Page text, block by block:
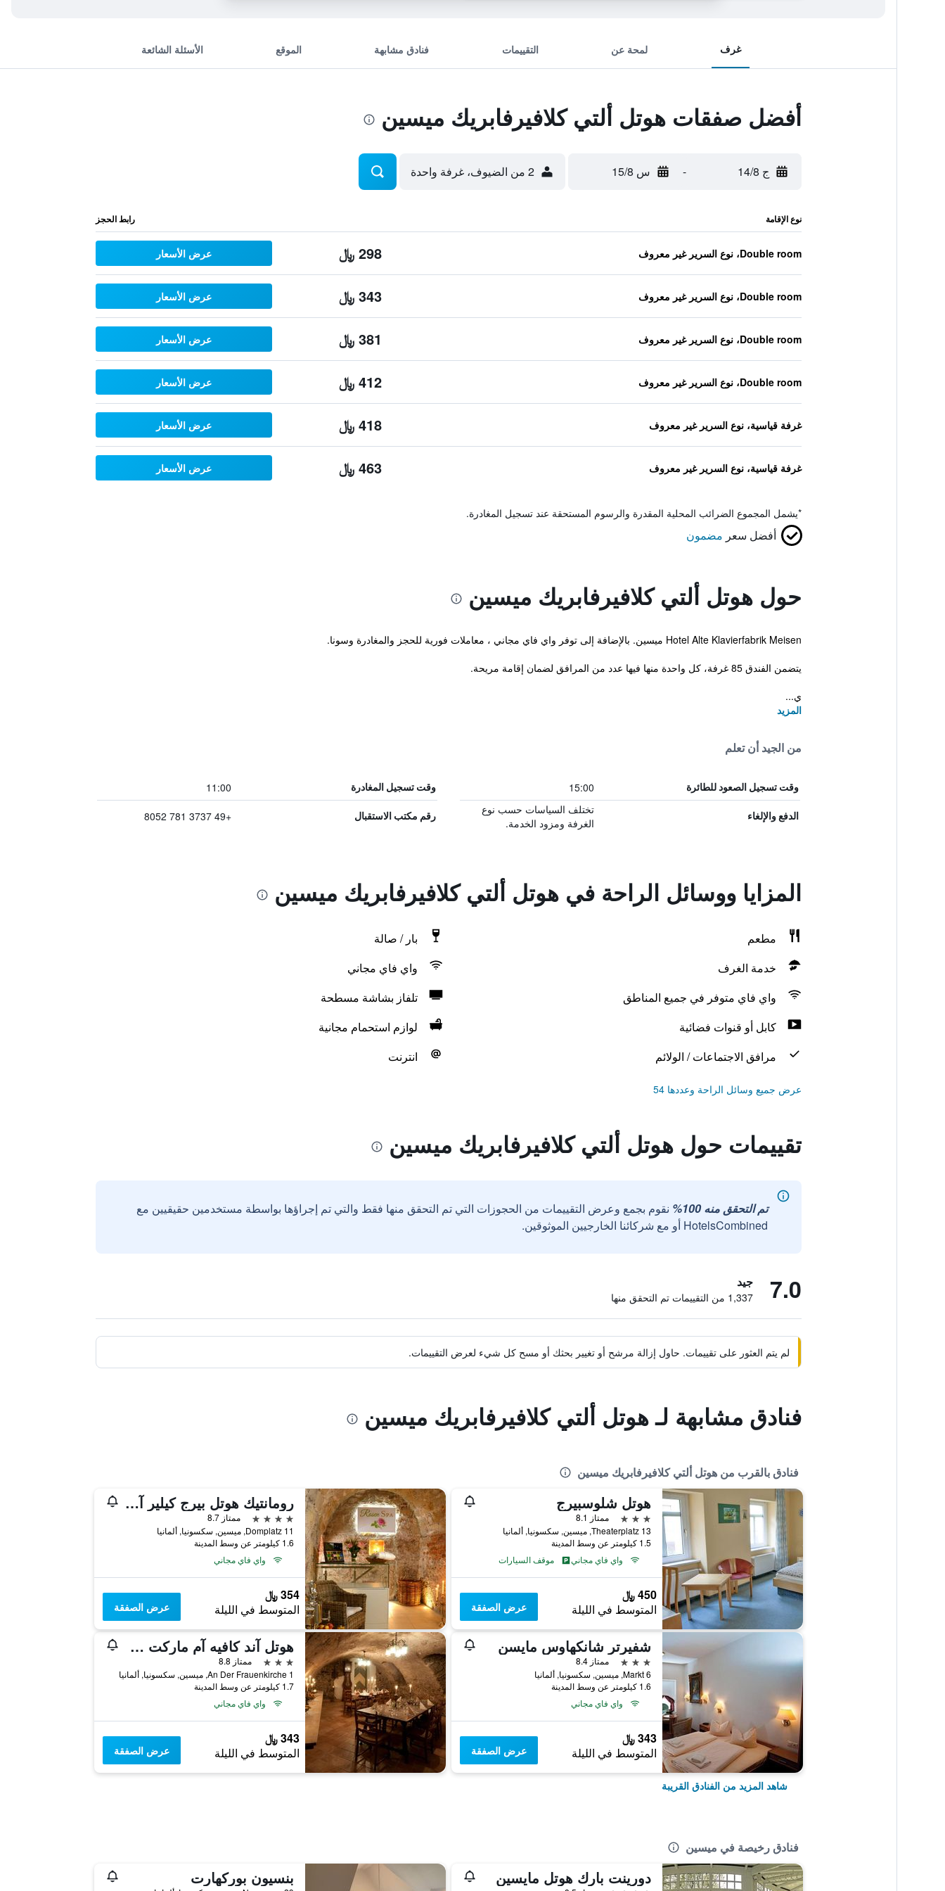
غرف لمحة عن التقييمات فنادق مشابهة الموقع الأسئلة الشائعة
أفضل صفقات هوتل ألتي كلافيرفابريك ميسين
ج 14/8 - س 15/8 2 من الضيوف، غرفة واحدة
نوع الإقامة رابط الحجز
Double room، نوع السرير غير معروف 298 ﷼ عرض الأسعار
Double room، نوع السرير غير معروف 343 ﷼ عرض الأسعار
Double room، نوع السرير غير معروف 381 ﷼ عرض الأسعار
Double room، نوع السرير غير معروف 412 ﷼ عرض الأسعار
غرفة قياسية، نوع السرير غير معروف 418 ﷼ عرض الأسعار
غرفة قياسية، نوع السرير غير معروف 463 ﷼ عرض الأسعار
*يشمل المجموع الضرائب المحلية المقدرة والرسوم المستحقة عند تسجيل المغادرة.
أفضل سعر مضمون
حول هوتل ألتي كلافيرفابريك ميسين
Hotel Alte Klavierfabrik Meisen ميسين. بالإضافة إلى توفر واي فاي مجاني ، معاملات فورية للحجز والمغادرة وسونا.
يتضمن الفندق 85 غرفة، كل واحدة منها فيها عدد من المرافق لضمان إقامة مريحة.
ي...
المزيد
من الجيد أن تعلم
وقت تسجيل الصعود للطائرة 15:00 وقت تسجيل المغادرة 11:00
الدفع والإلغاء
تختلف السياسات حسب نوع
الغرفة ومزود الخدمة.
رقم مكتب الاستقبال +49 3737 781 8052
المزايا ووسائل الراحة في هوتل ألتي كلافيرفابريك ميسين
مطعم
بار / صالة
خدمة الغرف
واي فاي مجاني
واي فاي متوفر في جميع المناطق
تلفاز بشاشة مسطحة
كابل أو قنوات فضائية
لوازم استحمام مجانية
مرافق الاجتماعات / الولائم
انترنت
عرض جميع وسائل الراحة وعددها 54
تقييمات حول هوتل ألتي كلافيرفابريك ميسين
تم التحقق منه 100%
نقوم بجمع وعرض التقييمات من الحجوزات التي تم التحقق منها فقط والتي تم إجراؤها بواسطة مستخدمين حقيقيين مع
HotelsCombined أو مع شركائنا الخارجيين الموثوقين.
7.0 جيد
1,337 من التقييمات تم التحقق منها
لم يتم العثور على تقييمات. حاول إزالة مرشح أو تغيير بحثك أو مسح كل شيء لعرض التقييمات.
فنادق مشابهة لـ هوتل ألتي كلافيرفابريك ميسين
فنادق بالقرب من هوتل ألتي كلافيرفابريك ميسين
هوتل شلوسبيرج
3 نجوم
ممتاز 8.1
Theaterplatz 13, ميسين, سكسونيا, ألمانيا
1.5 كيلومتر عن وسط المدينة
واي فاي مجاني
موقف السيارات
450 ﷼
المتوسط في الليلة عرض الصفقة
رومانتيك هوتل بيرج كيلير آند ريزيدينز كيرستينج هاوس
4 نجوم
ممتاز 8.7
Domplatz 11, ميسين, سكسونيا, ألمانيا
1.6 كيلومتر عن وسط المدينة
واي فاي مجاني
354 ﷼
المتوسط في الليلة عرض الصفقة
شفيرتر شانكهاوس مايسن
3 نجوم
ممتاز 8.4
Markt 6, ميسين, سكسونيا, ألمانيا
1.6 كيلومتر عن وسط المدينة
واي فاي مجاني
343 ﷼
المتوسط في الليلة عرض الصفقة
هوتل آند كافيه آم ماركت ريزيدينز
3 نجوم
ممتاز 8.8
An Der Frauenkirche 1, ميسين, سكسونيا, ألمانيا
1.7 كيلومتر عن وسط المدينة
واي فاي مجاني
343 ﷼
المتوسط في الليلة عرض الصفقة
شاهد المزيد من الفنادق القريبة
فنادق رخيصة في ميسين
دورينت بارك هوتل مايسين بنسيون بوركهارت